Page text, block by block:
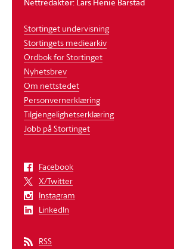
Stortinget undervisning
Stortingets mediearkiv
Ordbok for Stortinget
Nyhetsbrev
Om nettstedet
Personvernerklæring
Tilgjengelighetserklæring
Jobb på Stortinget
Facebook
X/Twitter
Instagram
LinkedIn
RSS